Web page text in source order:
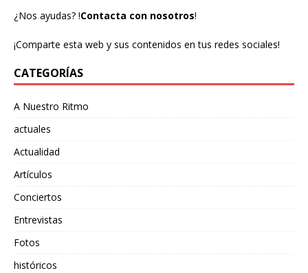
¿Nos ayudas? !Contacta con nosotros!
¡Comparte esta web y sus contenidos en tus redes sociales!
CATEGORÍAS
A Nuestro Ritmo
actuales
Actualidad
Artículos
Conciertos
Entrevistas
Fotos
históricos